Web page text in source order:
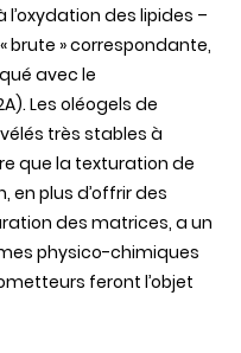
des lipides –
brute » correspondante,
avec le
Les oléogels de
très stables à
que la texturation de
en plus d’offrir des
des matrices, a un
physico-chimiques
feront l’objet